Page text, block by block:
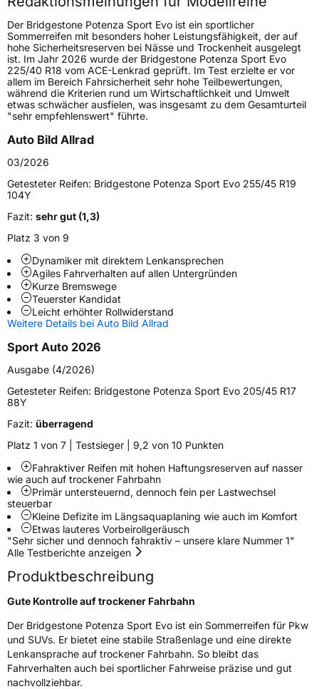
Höchstgeschwindigkeit
300 km/h
Lastindex88
Höchstlast560 kg
Gewicht (in kg) 8,077 kg
Generelle Merkmale
FahrzeugtypPKW
Verwendung
ModellnamePotenza Sport Evo
Fahrzeugart
PKW & SUV
Weitere Eigenschaften
SchlauchtypTL
ZustandNeureifen
VerstärktXL
Elektro
EU Label
EffizienzC
NasshaftungA
Rollgeräusch (Klasse)B
3PMSF / Schneeflockensymbol / Alpine-SymbolNein
EisgripNein
Der Bridgestone Potenza Sport Evo ist ein sportlicher
Sommerreifen mit besonders hoher Leistungsfähigkeit, der auf
hohe Sicherheitsreserven bei Nässe und Trockenheit ausgelegt
ist. Im Jahr 2026 wurde der Bridgestone Potenza Sport Evo
225/40 R18 vom ACE-Lenkrad geprüft. Im Test erzielte er vor
allem im Bereich Fahrsicherheit sehr hohe Teilbewertungen,
während die Kriterien rund um Wirtschaftlichkeit und Umwelt
etwas schwächer ausfielen, was insgesamt zu dem Gesamturteil
"sehr empfehlenswert" führte.
Auto Bild Allrad
03/2026
Getesteter Reifen: Bridgestone Potenza Sport Evo 255/45 R19
104Y
Fazit: sehr gut (1,3)
Platz 3 von 9
Dynamiker mit direktem Lenkansprechen
Agiles Fahrverhalten auf allen Untergründen
Kurze Bremswege
Teuerster Kandidat
Leicht erhöhter Rollwiderstand
Weitere Details bei Auto Bild Allrad
Sport Auto 2026
Ausgabe (4/2026)
Getesteter Reifen: Bridgestone Potenza Sport Evo 205/45 R17
88Y
Fazit: überragend
Platz 1 von 7 | Testsieger | 9,2 von 10 Punkten
Fahraktiver Reifen mit hohen Haftungsreserven auf nasser
wie auch auf trockener Fahrbahn
Primär untersteuernd, dennoch fein per Lastwechsel
steuerbar
Kleine Defizite im Längsaquaplaning wie auch im Komfort
Etwas lauteres Vorbeirollgeräusch
"Sehr sicher und dennoch fahraktiv – unsere klare Nummer 1"
Alle Testberichte anzeigen
Produktbeschreibung
Gute Kontrolle auf trockener Fahrbahn
Der Bridgestone Potenza Sport Evo ist ein Sommerreifen für Pkw
und SUVs. Er bietet eine stabile Straßenlage und eine direkte
Lenkansprache auf trockener Fahrbahn. So bleibt das
Fahrverhalten auch bei sportlicher Fahrweise präzise und gut
nachvollziehbar.